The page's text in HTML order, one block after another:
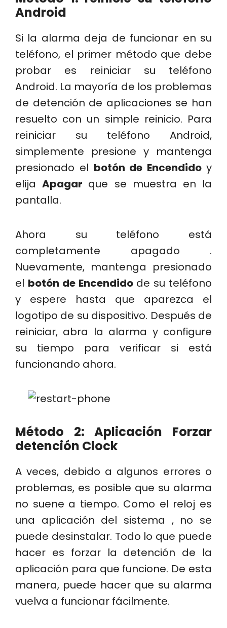
Android
Si la alarma deja de funcionar en su
teléfono, el primer método que debe
probar es reiniciar su teléfono
Android. La mayoría de los problemas
de detención de aplicaciones se han
resuelto con un simple reinicio. Para
reiniciar su teléfono Android,
simplemente presione y mantenga
presionado el botón de Encendidoy
elijaApagar que se muestra en la
pantalla.
Ahora su teléfono está
completamente apagado .
Nuevamente, mantenga presionado
el botón de Encendido de su teléfono
y espere hasta que aparezca el
logotipo de su dispositivo. Después de
reiniciar, abra la alarma y configure
su tiempo para verificar si está
funcionando ahora.
Método 2: Aplicación Forzar
detención Clock
A veces, debido a algunos errores o
problemas, es posible que su alarma
no suene a tiempo. Como el reloj es
una aplicación del sistema , no se
puede desinstalar. Todo lo que puede
hacer es forzar la detención de la
aplicación para que funcione. De esta
manera, puede hacer que su alarma
vuelva a funcionar fácilmente.